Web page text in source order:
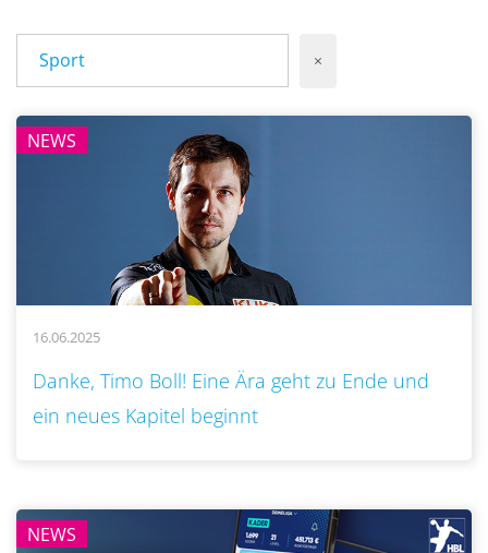
Sport ×
NEWS
16.06.2025
Danke, Timo Boll! Eine Ära geht zu Ende und
ein neues Kapitel beginnt
NEWS